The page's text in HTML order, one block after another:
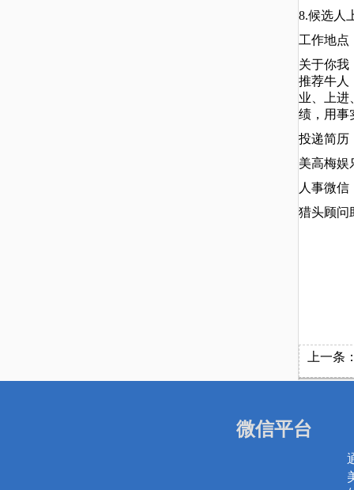
8.候选人
工作地点
关于你我
推荐牛人
业、上进
绩，用事
投递简历
美高梅娱
人事微信
猎头顾问
上一条：
微信平台